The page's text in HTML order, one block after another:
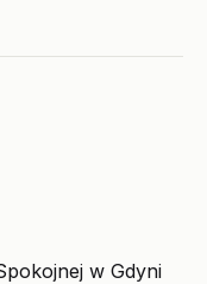
w Gdyni